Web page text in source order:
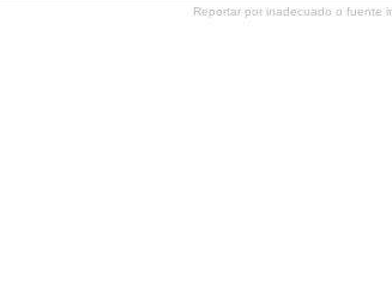
Reportar por inadecuado o fuente